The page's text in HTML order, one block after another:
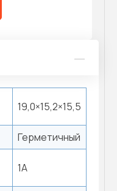
19,0×15,2×15,5
Герметичный
1A